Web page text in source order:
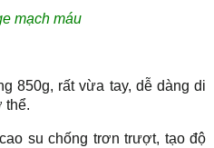
mạch máu
850g, rất vừa tay, dễ dàng di
thể.
su chống trơn trượt, tạo độ